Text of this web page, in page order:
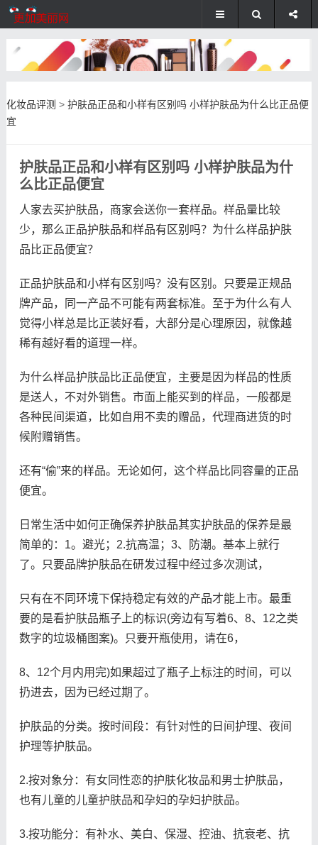
化妆品评测 > 护肤品正品和小样有区别吗 小样护肤品为什么比正品便
宜
护肤品正品和小样有区别吗 小样护肤品为什
么比正品便宜
人家去买护肤品，商家会送你一套样品。样品量比较
少，那么正品护肤品和样品有区别吗？为什么样品护肤
品比正品便宜？
正品护肤品和小样有区别吗？没有区别。只要是正规品
牌产品，同一产品不可能有两套标准。至于为什么有人
觉得小样总是比正装好看，大部分是心理原因，就像越
稀有越好看的道理一样。
为什么样品护肤品比正品便宜，主要是因为样品的性质
是送人，不对外销售。市面上能买到的样品，一般都是
各种民间渠道，比如自用不卖的赠品，代理商进货的时
候附赠销售。
还有“偷”来的样品。无论如何，这个样品比同容量的正品
便宜。
日常生活中如何正确保养护肤品其实护肤品的保养是最
简单的：1。避光；2.抗高温；3、防潮。基本上就行
了。只要品牌护肤品在研发过程中经过多次测试，
只有在不同环境下保持稳定有效的产品才能上市。最重
要的是看护肤品瓶子上的标识(旁边有写着6、8、12之类
数字的垃圾桶图案)。只要开瓶使用，请在6，
8、12个月内用完)如果超过了瓶子上标注的时间，可以
扔进去，因为已经过期了。
护肤品的分类。按时间段：有针对性的日间护理、夜间
护理等护肤品。
2.按对象分：有女同性恋的护肤化妆品和男士护肤品，
也有儿童的儿童护肤品和孕妇的孕妇护肤品。
3.按功能分：有补水、美白、保湿、控油、抗衰老、抗